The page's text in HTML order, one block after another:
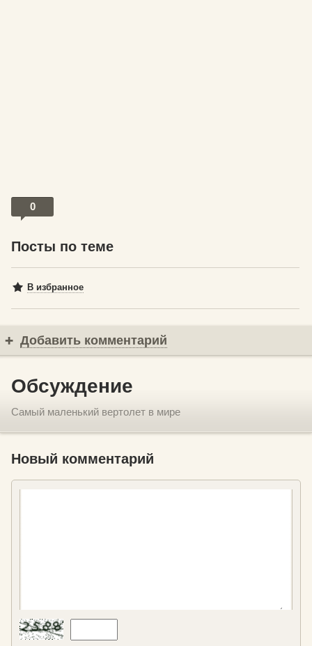
0
Посты по теме
В избранное
Добавить комментарий
Обсуждение
Самый маленький вертолет в мире
Новый комментарий